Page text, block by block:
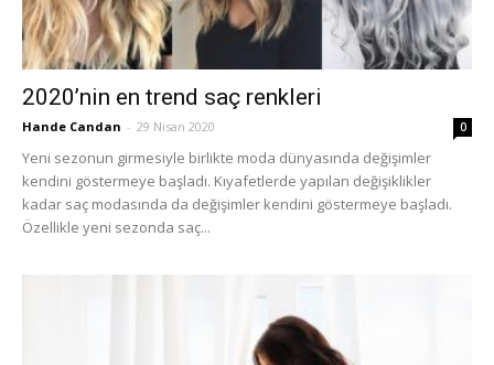
2020’nin en trend saç renkleri
Hande Candan - 29 Nisan 2020 0
Yeni sezonun girmesiyle birlikte moda dünyasında değişimler
kendini göstermeye başladı. Kıyafetlerde yapılan değişiklikler
kadar saç modasında da değişimler kendini göstermeye başladı.
Özellikle yeni sezonda saç...